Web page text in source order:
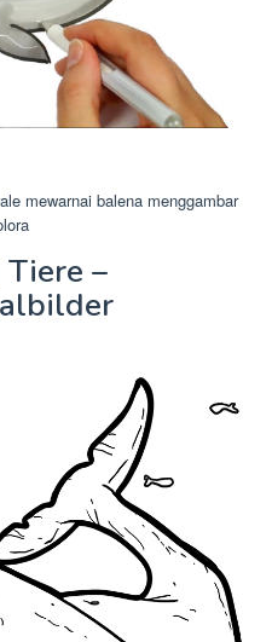
mewarnai balena menggambar
–